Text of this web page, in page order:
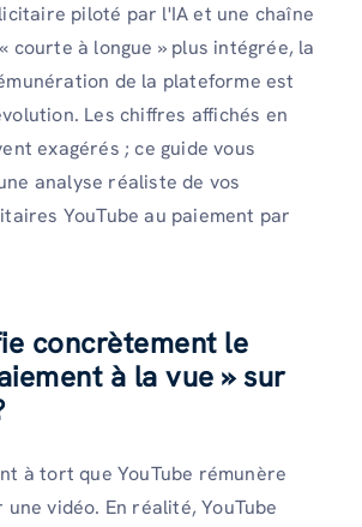
piloté par l'IA et une chaîne
courte à longue » plus intégrée, la
de la plateforme est
Les chiffres affichés en
exagérés ; ce guide vous
analyse réaliste de vos
YouTube au paiement par
concrètement le
à la vue » sur
à tort que YouTube rémunère
vidéo. En réalité, YouTube